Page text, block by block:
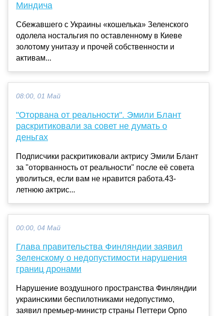
Миндича
Сбежавшего с Украины «кошелька» Зеленского
одолела ностальгия по оставленному в Киеве
золотому унитазу и прочей собственности и
активам...
08:00, 01 Май
"Оторвана от реальности". Эмили Блант
раскритиковали за совет не думать о
деньгах
Подписчики раскритиковали актрису Эмили Блант
за "оторванность от реальности" после её совета
уволиться, если вам не нравится работа.43-
летнюю актрис...
00:00, 04 Май
Глава правительства Финляндии заявил
Зеленскому о недопустимости нарушения
границ дронами
Нарушение воздушного пространства Финляндии
украинскими беспилотниками недопустимо,
заявил премьер-министр страны Петтери Орпо